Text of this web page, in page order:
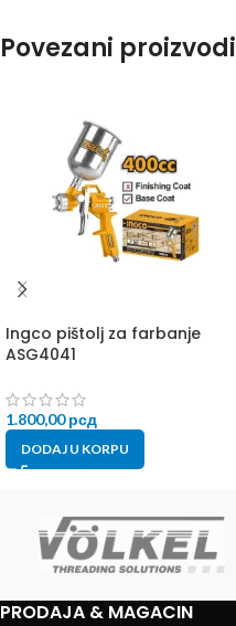
Povezani proizvodi
Ingco pištolj za farbanje
ASG4041
1.800,00рсд
DODAJ U KORPU
PRODAJA & MAGACIN